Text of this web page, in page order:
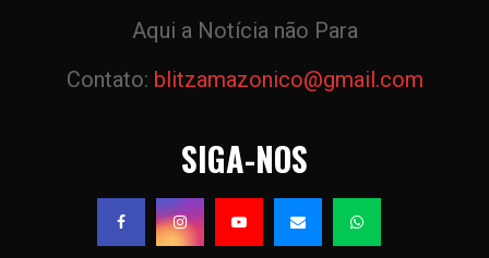
Aqui a Notícia não Para
Contato: blitzamazonico@gmail.com
SIGA-NOS